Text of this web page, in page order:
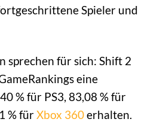
Spieler und
sprechen für sich: Shift 2
eine
% für PS3, 83,08 % für
% fürXbox 360erhalten.